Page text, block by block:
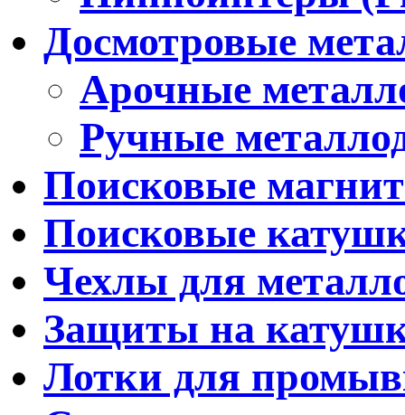
Досмотровые
Арочные
Ручные
Поисковые
Поисковые
Чехлы для
Защиты на
Лотки для